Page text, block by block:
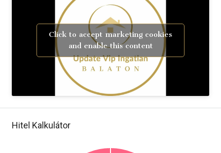
Click to accept marketing cookies
and enable this content
Hitel Kalkulátor